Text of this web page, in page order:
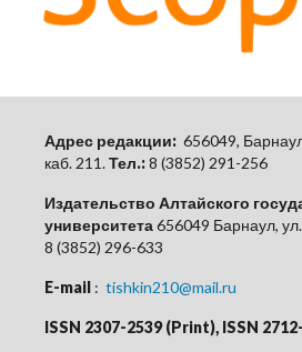
Адрес редакции: 656049,
каб. 211.Тел.:8 (3852) 291-256
Издательство Алтайского
университета656049 Барнаул,
8 (3852) 296-633
E-mail : tishkin210@mail.ru
ISSN 2307-2539 (Print), ISSN